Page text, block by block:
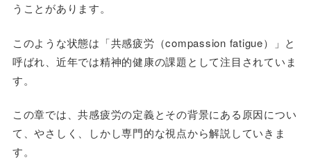
うことがあります。
このような状態は「共感疲労（compassion fatigue）」と
呼ばれ、近年では精神的健康の課題として注目されていま
す。
この章では、共感疲労の定義とその背景にある原因につい
て、やさしく、しかし専門的な視点から解説していきま
す。